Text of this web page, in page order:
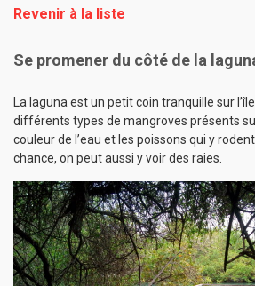
Revenir à la liste
Se promener du côté de la
La laguna est un petit coin tranquille sur
différents types de mangroves présents
couleur de l’eau et les poissons qui y
chance, on peut aussi y voir des raies.